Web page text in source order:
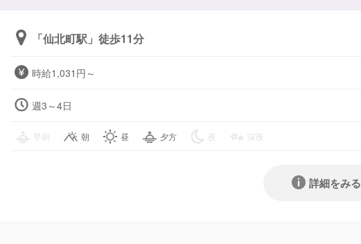
「仙北町駅」徒歩11分
時給1,031円～
週3～4日
早朝 朝 昼 夕方 夜 深夜
詳細をみる